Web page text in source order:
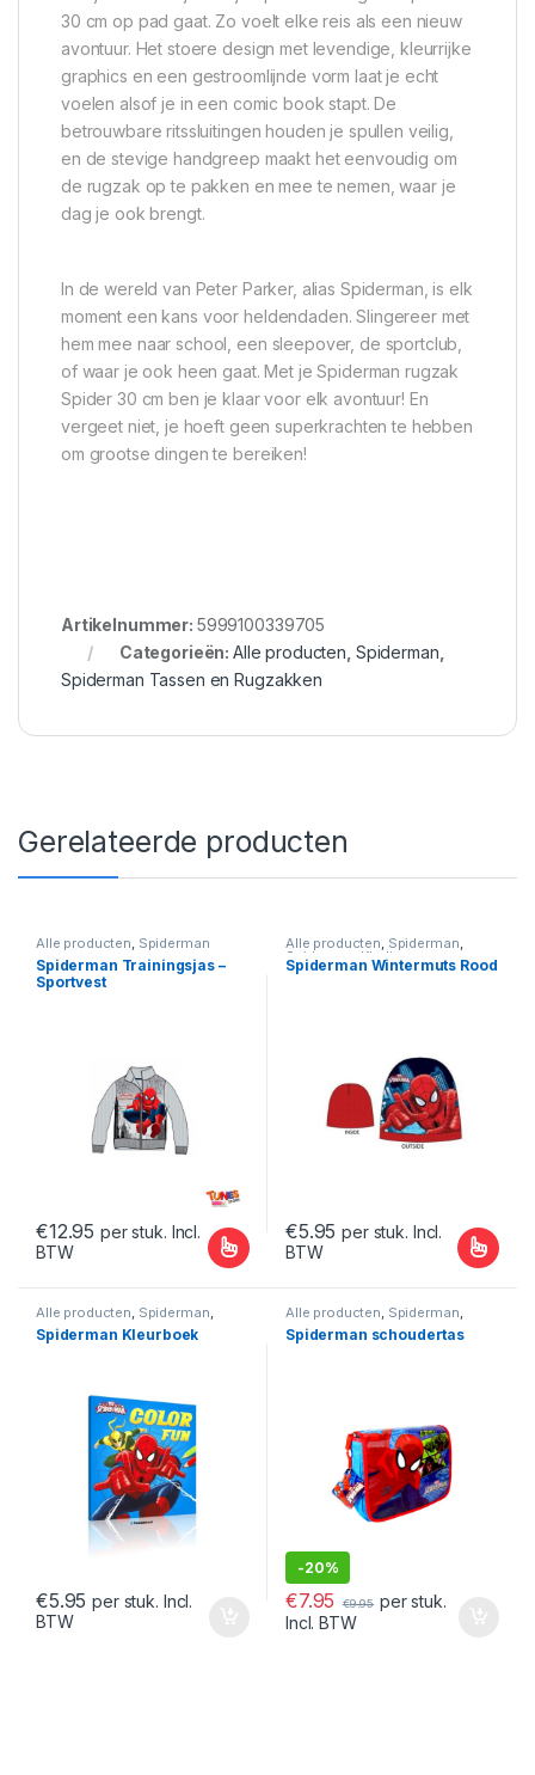
30 cm op pad gaat. Zo voelt elke reis als een nieuw
avontuur. Het stoere design met levendige, kleurrijke
graphics en een gestroomlijnde vorm laat je echt
voelen alsof je in een comic book stapt. De
betrouwbare ritssluitingen houden je spullen veilig,
en de stevige handgreep maakt het eenvoudig om
de rugzak op te pakken en mee te nemen, waar je
dag je ook brengt.
In de wereld van Peter Parker, alias Spiderman, is elk
moment een kans voor heldendaden. Slingereer met
hem mee naar school, een sleepover, de sportclub,
of waar je ook heen gaat. Met je Spiderman rugzak
Spider 30 cm ben je klaar voor elk avontuur! En
vergeet niet, je hoeft geen superkrachten te hebben
om grootse dingen te bereiken!
Artikelnummer: 5999100339705
Categorieën:Alle producten Spiderman
Spiderman Tassen en Rugzakken
Gerelateerde producten
Alle producten, Spiderman
Spiderman Trainingsjas –
Sportvest
€12.95 per stuk. Incl.
BTW
Dit product heeft meerdere variaties. Deze optie kan gekozen
Alle producten, Spiderman,
Spiderman Kleding
Spiderman Wintermuts Rood
€5.95 per stuk. Incl.
BTW
Dit product heeft meerdere
Alle producten, Spiderman,
Spiderman Creatief en
Decoratie
Spiderman Kleurboek
€5.95 per stuk. Incl.
BTW
Alle producten, Spiderman,
Spiderman Tassen en
Rugzakken
Spiderman schoudertas
-20%
€7.95 €9.95 per stuk.
Incl. BTW